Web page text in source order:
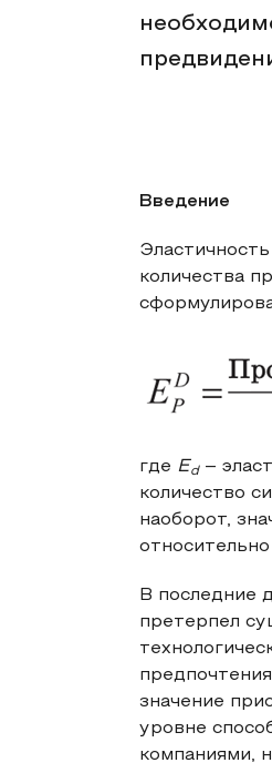
Введение
количества
где E d–
количество
наоборот,
В последние
претерпел
значение
уровне
компаниями,